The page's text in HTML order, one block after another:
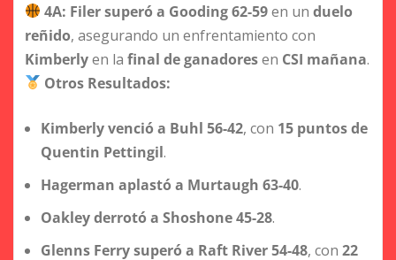
4A: Filer superó a Gooding 62-59en unduelo
reñido, asegurando un enfrentamiento con
Kimberlyen la final de ganadoresen CSI mañana.
Otros Resultados:
Kimberly venció a Buhl 56-42, con 15 puntos de
Quentin Pettingil.
Hagerman aplastó a Murtaugh 63-40.
Oakley derrotó a Shoshone 45-28.
Glenns Ferry superó a Raft River 54-48, con 22